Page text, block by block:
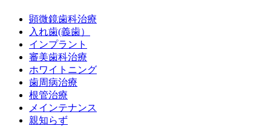
顕微鏡歯科治療
入れ歯(義歯）
インプラント
審美歯科治療
ホワイトニング
歯周病治療
根管治療
メインテナンス
親知らず